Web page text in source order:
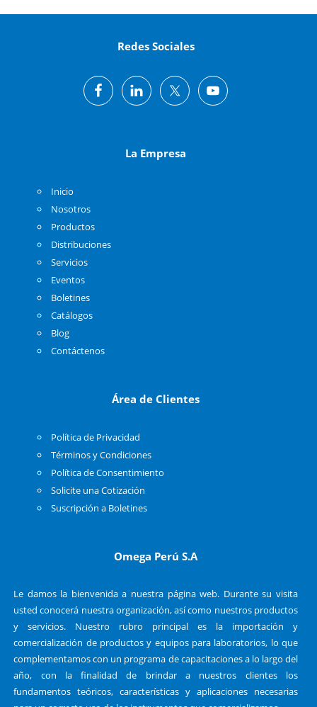
Redes Sociales
La Empresa
Inicio
Nosotros
Productos
Distribuciones
Servicios
Eventos
Boletines
Catálogos
Blog
Contáctenos
Área de Clientes
Política de Privacidad
Términos y Condiciones
Política de Consentimiento
Solicite una Cotización
Suscripción a Boletines
Omega Perú S.A
Le damos la bienvenida a nuestra página web. Durante su visita
usted conocerá nuestra organización, así como nuestros productos
y servicios. Nuestro rubro principal es la importación y
comercialización de productos y equipos para laboratorios, lo que
complementamos con un programa de capacitaciones a lo largo del
año, con la finalidad de brindar a nuestros clientes los
fundamentos teóricos, características y aplicaciones necesarias